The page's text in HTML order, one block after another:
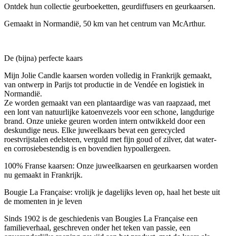
Ontdek hun collectie geurboeketten, geurdiffusers en geurkaarsen.
Gemaakt in Normandië, 50 km van het centrum van McArthur.
De (bijna) perfecte kaars
Mijn Jolie Candle kaarsen worden volledig in Frankrijk gemaakt,
van ontwerp in Parijs tot productie in de Vendée en logistiek in
Normandië.
Ze worden gemaakt van een plantaardige was van raapzaad, met
een lont van natuurlijke katoenvezels voor een schone, langdurige
brand. Onze unieke geuren worden intern ontwikkeld door een
deskundige neus. Elke juweelkaars bevat een gerecycled
roestvrijstalen edelsteen, verguld met fijn goud of zilver, dat water-
en corrosiebestendig is en bovendien hypoallergeen.
100% Franse kaarsen: Onze juweelkaarsen en geurkaarsen worden
nu gemaakt in Frankrijk.
Bougie La Française: vrolijk je dagelijks leven op, haal het beste uit
de momenten in je leven
Sinds 1902 is de geschiedenis van Bougies La Française een
familieverhaal, geschreven onder het teken van passie, een